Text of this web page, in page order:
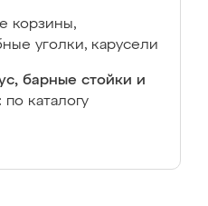
корзины,
уголки, карусели
барные стойки и
по каталогу